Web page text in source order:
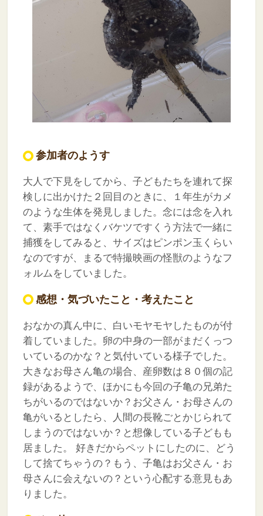
参加者のようす
大人で下見をしてから、子どもたちを連れて探
検しに出かけた２回目のときに、１年生がカメ
のような生体を発見しました。念には念を入れ
て、素手ではなくバケツですくう方法で一緒に
捕獲をしてみると、サイズはピンポン玉くらい
なのですが、まるで特撮映画の怪獣のようなフ
ォルムをしていました。
感想・気づいたこと・考えたこと
おなかの真ん中に、白いモヤモヤしたものが付
着していました。卵の中身の一部がまだくっつ
いているのかな？と気付いている様子でした。
大きなお母さん亀の場合、産卵数は８０個の記
録があるようで、ほかにも今回の子亀の兄弟た
ちがいるのではないか？お父さん・お母さんの
亀がいるとしたら、人間の長靴ごとかじられて
しまうのではないか？と想像している子どもも
居ました。
好きだからペットにしたのに、どう
して捨てちゃうの？もう、子亀はお父さん・お
母さんに会えないの？という心配する意見もあ
りました。